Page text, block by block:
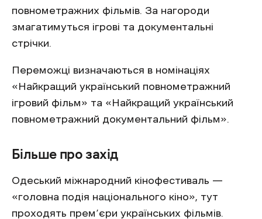
повнометражних фільмів. За нагороди
змагатимуться ігрові та документальні
стрічки.
Переможці визначаються в номінаціях
«Найкращий український повнометражний
ігровий фільм» та «Найкращий український
повнометражний документальний фільм».
Більше про захід
Одеський міжнародний кінофестиваль —
«головна подія національного кіно», тут
проходять прем’єри українських фільмів.